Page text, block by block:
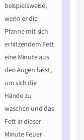
beispielsweise,
wenn er die
Pfanne mit sich
erhitzendem Fett
eine Minute aus
den Augen lässt,
um sich die
Hände zu
waschen und das
Fett in dieser
Minute Feuer